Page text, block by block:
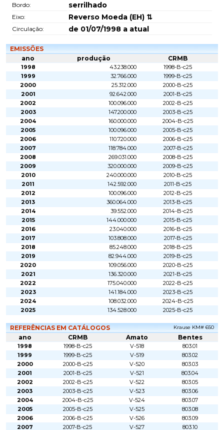
Bordo: serrilhado
Eixo: Reverso Moeda (EH) ⇅
Circulação: de 01/07/1998 a atual
EMISSÕES
ano
produção CRMB
1998 43.238.000
1998-B-c25
1999
32.766.000
1999-B-c25
2000
25.312.000
2000-B-c25
2001
92.642.000
2001-B-c25
2002
100.096.000
2002-B-c25
2003
147.200.000
2003-B-c25
2004
160.000.000
2004-B-c25
2005
100.096.000
2005-B-c25
2006
110.720.000
2006-B-c25
2007
118.784.000
2007-B-c25
2008
269.031.000
2008-B-c25
2009
320.000.000
2009-B-c25
2010
240.000.000
2010-B-c25
2011
142.592.000
2011-B-c25
2012
100.096.000
2012-B-c25
2013
360.064.000
2013-B-c25
2014
39.552.000
2014-B-c25
2015
144.000.000
2015-B-c25
2016
23.040.000
2016-B-c25
2017
103.808.000
2017-B-c25
2018
85.248.000
2018-B-c25
2019
82.944.000
2019-B-c25
2020
109.056.000
2020-B-c25
2021
136.320.000
2021-B-c25
2022
175.040.000
2022-B-c25
2023
141.184.000
2023-B-c25
2024
108.032.000
2024-B-c25
2025
134.528.000 2025-B-c25
REFERÊNCIAS EM CATÁLOGOS Krause KM# 650
ano CRMB Amato Bentes
1998 1998-B-c25 V-518
803.01
1999
1999-B-c25 V-519
803.02
2000
2000-B-c25 V-520
803.03
2001
2001-B-c25 V-521
803.04
2002
2002-B-c25 V-522
803.05
2003
2003-B-c25 V-523
803.06
2004
2004-B-c25 V-524
803.07
2005
2005-B-c25 V-525
803.08
2006
2006-B-c25 V-526
803.09
2007
2007-B-c25 V-527 803.10